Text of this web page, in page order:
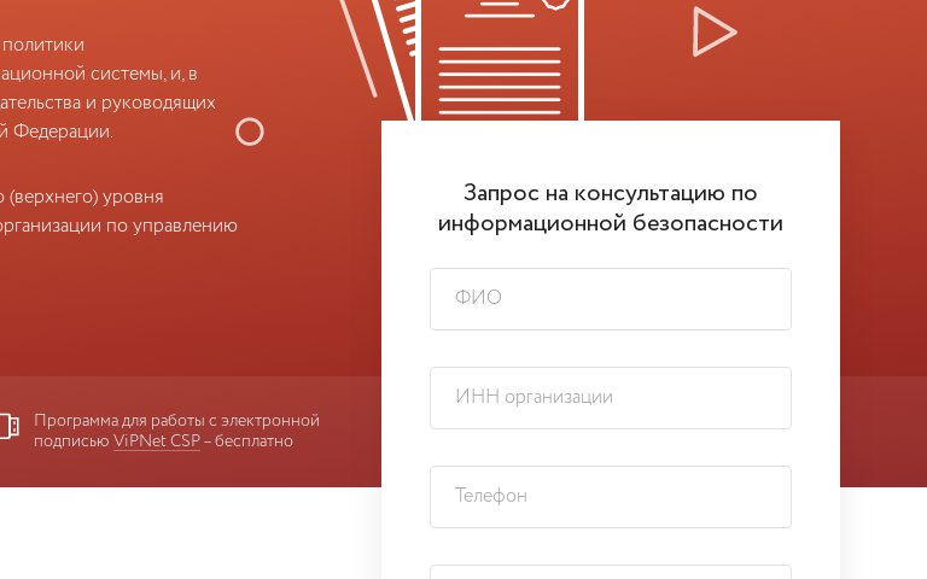
системы, и, в
и руководящих
Федерации.
уровня
по управлению
Программа для работы с электронной
подписьюViPNet CSP– бесплатно
Запрос на консультацию по
информационной безопасности